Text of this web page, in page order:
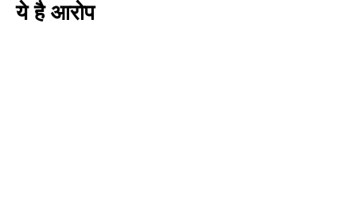
ये है आरोप